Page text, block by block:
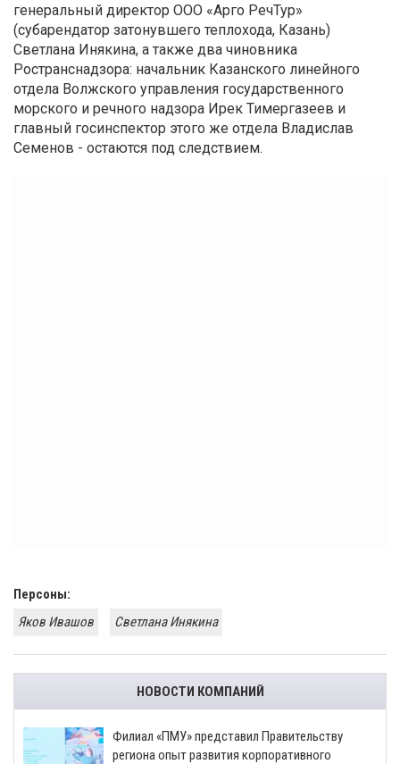
генеральный директор ООО «Арго РечТур»
(субарендатор затонувшего теплохода, Казань)
Светлана Инякина, а также два чиновника
Ространснадзора: начальник Казанского линейного
отдела Волжского управления государственного
морского и речного надзора Ирек Тимергазеев и
главный госинспектор этого же отдела Владислав
Семенов - остаются под следствием.
Персоны:
Яков Ивашов
Светлана Инякина
НОВОСТИ КОМПАНИЙ
​Филиал «ПМУ» представил Правительству
региона опыт развития корпоративного